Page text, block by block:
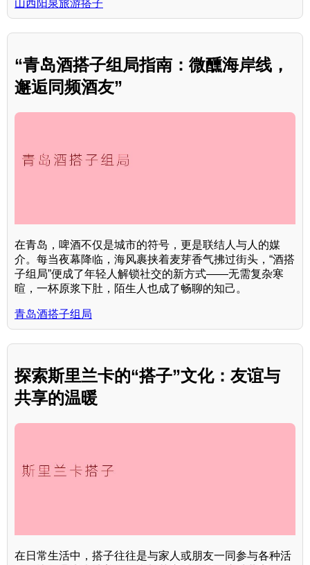
山西阳泉旅游搭子
“青岛酒搭子组局指南：微醺海岸线，
邂逅同频酒友”
在青岛，啤酒不仅是城市的符号，更是联结人与人的媒
介。每当夜幕降临，海风裹挟着麦芽香气拂过街头，“酒搭
子组局”便成了年轻人解锁社交的新方式——无需复杂寒
暄，一杯原浆下肚，陌生人也成了畅聊的知己。
青岛酒搭子组局
探索斯里兰卡的“搭子”文化：友谊与
共享的温暖
在日常生活中，搭子往往是与家人或朋友一同参与各种活